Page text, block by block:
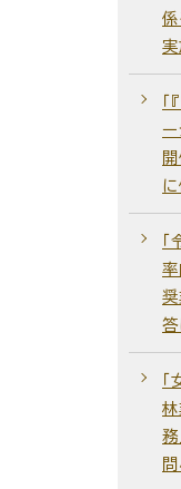
奨
務